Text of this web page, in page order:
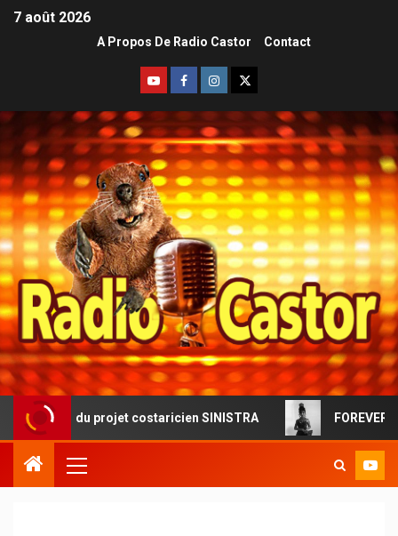
7 août 2026
A Propos De Radio Castor Contact
projet costaricien SINISTRA FOREVERMORE : la